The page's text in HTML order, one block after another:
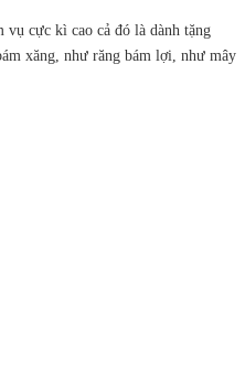
vụ cực kì cao cả đó là dành tặng
xăng, như răng bám lợi, như mây